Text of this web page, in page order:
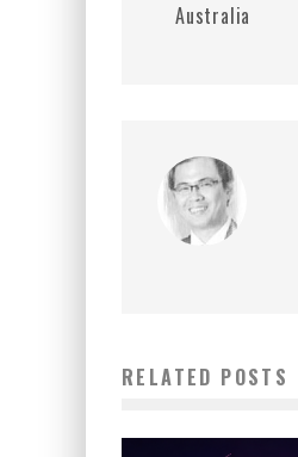
Australia
RELATED POSTS